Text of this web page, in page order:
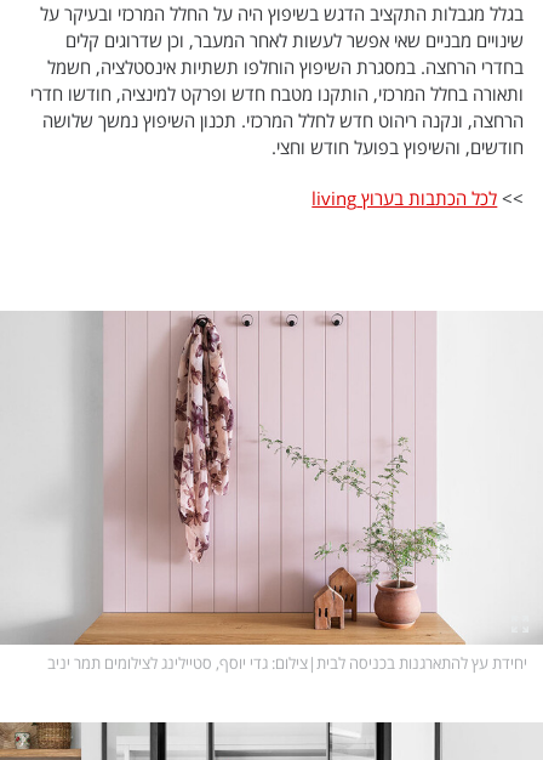
חמש עם רפי רשף
מהדורה ראשונה
12 בצוהריים
מבזקים
מהדורות מלאות
לפנייה ב-WhatsApp
בגלל מגבלות התקציב הדגש בשיפוץ היה על החלל המרכזי ובעיקר על
שינויים מבניים שאי אפשר לעשות לאחר המעבר, וכן שדרוגים קלים
בחדרי הרחצה. במסגרת השיפוץ הוחלפו תשתיות אינסטלציה, חשמל
ותאורה בחלל המרכזי, הותקנו מטבח חדש ופרקט למינציה, חודשו חדרי
הרחצה, ונקנה ריהוט חדש לחלל המרכזי. תכנון השיפוץ נמשך שלושה
חודשים, והשיפוץ בפועל חודש וחצי.
>> לכל הכתבות בערוץ living
יחידת עץ להתארגנות בכניסה לבית|צילום: גדי יוסף, סטיילינג לצילומים תמר יניב